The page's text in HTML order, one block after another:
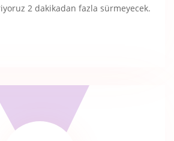
2 dakikadan fazla sürmeyecek.